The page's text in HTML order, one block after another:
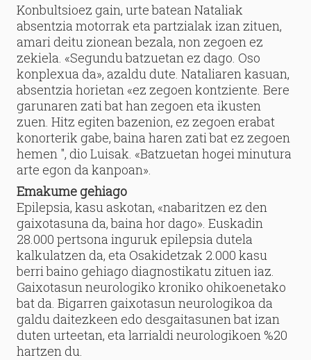
Konbultsioez gain, urte batean Nataliak
absentzia motorrak eta partzialak izan zituen,
amari deitu zionean bezala, non zegoen ez
zekiela. «Segundu batzuetan ez dago. Oso
konplexua da», azaldu dute. Nataliaren kasuan,
absentzia horietan «ez zegoen kontziente. Bere
garunaren zati bat han zegoen eta ikusten
zuen. Hitz egiten bazenion, ez zegoen erabat
konorterik gabe, baina haren zati bat ez zegoen
hemen ", dio Luisak. «Batzuetan hogei minutura
arte egon da kanpoan».
Emakume gehiago
Epilepsia, kasu askotan, «nabaritzen ez den
gaixotasuna da, baina hor dago». Euskadin
28.000 pertsona inguruk epilepsia dutela
kalkulatzen da, eta Osakidetzak 2.000 kasu
berri baino gehiago diagnostikatu zituen iaz.
Gaixotasun neurologiko kroniko ohikoenetako
bat da. Bigarren gaixotasun neurologikoa da
galdu daitezkeen edo desgaitasunen bat izan
duten urteetan, eta larrialdi neurologikoen %20
hartzen du.